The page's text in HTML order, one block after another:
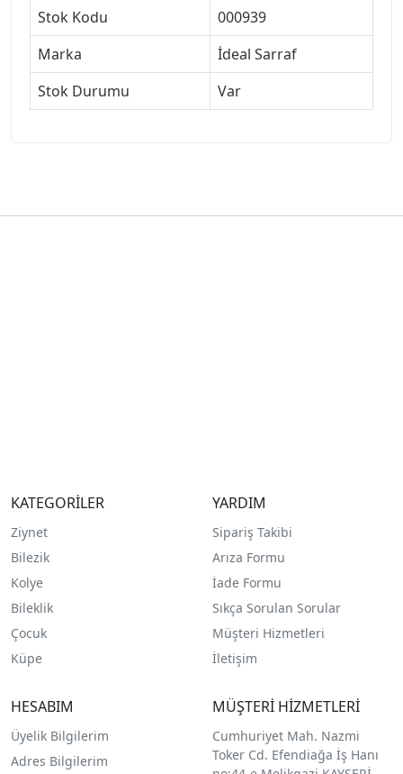
Stok Kodu
000939
Marka
İdeal Sarraf
Stok Durumu
Var
KATEGORİLER
Ziynet
Bilezik
Kolye
Bileklik
Çocuk
Küpe
YARDIM
Sipariş Takibi
Arıza Formu
İade Formu
Sıkça Sorulan Sorular
Müşteri Hizmetleri
İletişim
HESABIM
Üyelik Bilgilerim
Adres Bilgilerim
MÜŞTERİ HİZMETLERİ
Cumhuriyet Mah. Nazmi
Toker Cd. Efendiağa İş Hanı